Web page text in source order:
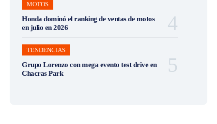
MOTOS
Honda dominó el ranking de ventas de motos
en julio en 2026
TENDENCIAS
Grupo Lorenzo con mega evento test drive en
Chacras Park